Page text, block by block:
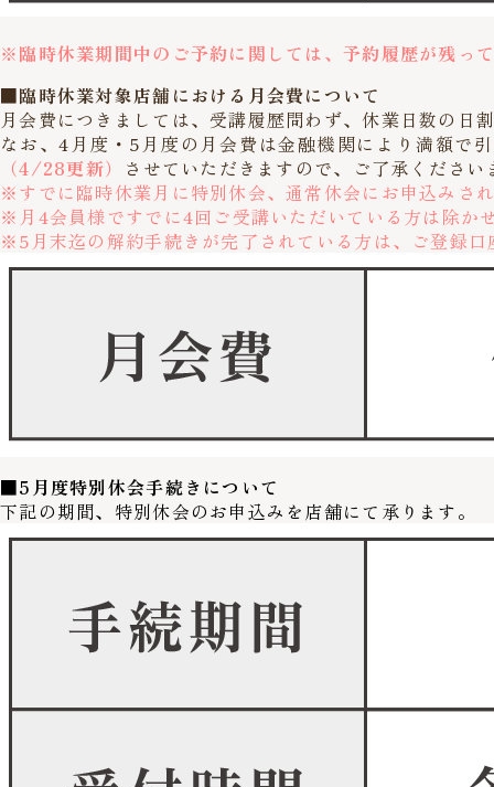
※臨時休業期間中のご予約に関しては、予約履歴が残っ
■臨時休業対象店舗における月会費について
月会費につきましては、受講履歴問わず、休業日数の日
なお、4月度・5月度の月会費は金融機関により満額で
（4/28更新）
させていただきますので、ご了承ください
※すでに臨時休業月に特別休会、通常休会にお申込みさ
※月4会員様ですでに4回ご受講いただいている方は除か
※5月末迄の解約手続きが完了されている方は、ご登録口
■5月度特別休会手続きについて
下記の期間、特別休会のお申込みを店舗にて承ります。